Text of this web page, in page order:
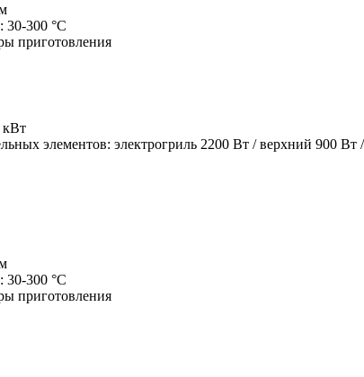
30-300 °C
приготовления
кВт
элементов: электрогриль 2200 Вт / верхний 900
30-300 °C
приготовления